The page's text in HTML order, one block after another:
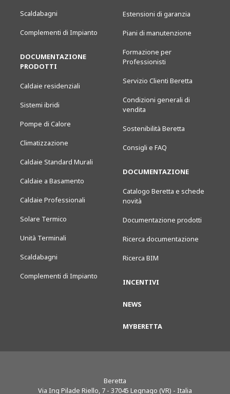
Scaldabagni
Complementi di Impianto
DOCUMENTAZIONE
PRODOTTI
Caldaie residenziali
Sistemi ibridi
Pompe di Calore
Climatizzazione
Caldaie Standard Murali
Caldaie a Basamento
Caldaie Professionali
Solare Termico
Unità Terminali
Scaldabagni
Complementi di Impianto
Estensioni di garanzia
Piani di manutenzione
Formazione per
Professionisti
Servizio Clienti Beretta
Condizioni generali di
vendita
Sostenibilità Beretta
Consigli e FAQ
DOCUMENTAZIONE
Catalogo Beretta e schede
novità
Documentazione prodotti
Ricerca documentazione
Ricerca BIM
INCENTIVI
NEWS
MYBERETTA
Beretta
Via Ing Pilade Riello, 7 - 37045 Legnago (VR) - Italia